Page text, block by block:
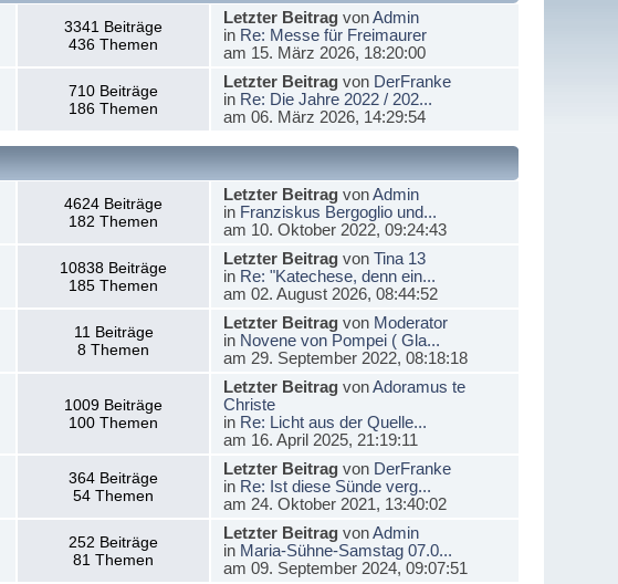
3341 Beiträge
436 Themen
Letzter BeitragvonAdmin
in Re: Messe für Freimaurer
am 15. März 2026, 18:20:00
710 Beiträge
186 Themen
Letzter Beitragvon DerFranke
in Re: Die Jahre 2022 / 202...
am 06. März 2026, 14:29:54
4624 Beiträge
182 Themen
Letzter BeitragvonAdmin
in Franziskus Bergoglio und...
am 10. Oktober 2022, 09:24:43
10838 Beiträge
185 Themen
Letzter Beitragvon Tina 13
in Re: "Katechese, denn ein...
am 02. August 2026, 08:44:52
11 Beiträge
8 Themen
Letzter Beitragvon Moderator
in Novene von Pompei ( Gla...
am 29. September 2022, 08:18:18
1009 Beiträge
100 Themen
Letzter BeitragvonAdoramus te
Christe
in Re: Licht aus der Quelle...
am 16. April 2025, 21:19:11
364 Beiträge
54 Themen
Letzter Beitragvon DerFranke
in Re: Ist diese Sünde verg...
am 24. Oktober 2021, 13:40:02
252 Beiträge
81 Themen
Letzter BeitragvonAdmin
in Maria-Sühne-Samstag 07.0...
am 09. September 2024, 09:07:51